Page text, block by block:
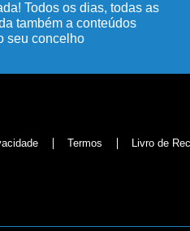
Todos os dias, todas as
também a conteúdos
seu concelho
Termos Livro de